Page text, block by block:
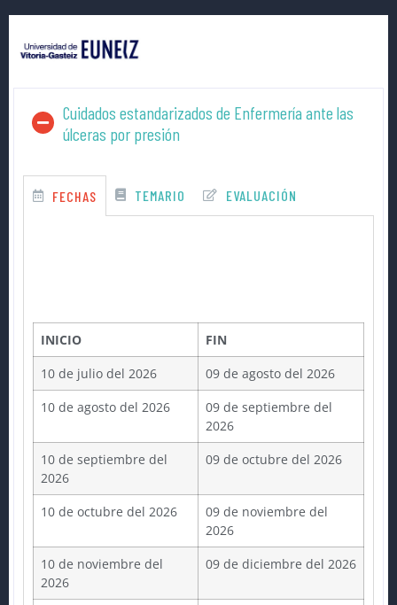
Cuidados estandarizados de Enfermería ante las
úlceras por presión
FECHAS TEMARIO EVALUACIÓN
INICIO
FIN
10 de julio del 2026
09 de agosto del 2026
10 de agosto del 2026
09 de septiembre del
2026
10 de septiembre del
2026
09 de octubre del 2026
10 de octubre del 2026
09 de noviembre del
2026
10 de noviembre del
2026
09 de diciembre del 2026